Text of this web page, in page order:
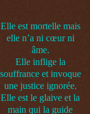
Elle est mortelle mais
elle n’a ni cœur ni
âme.
Elle inflige la
souffrance et invoque
une justice ignorée.
Elle est le glaive et la
main qui la guide